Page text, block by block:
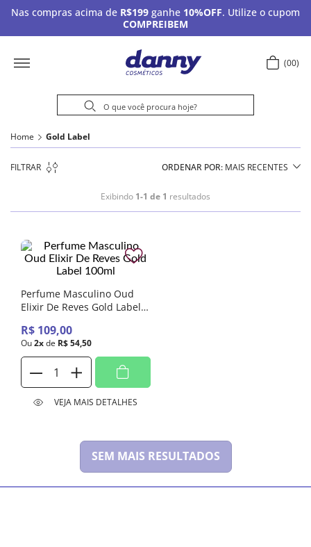
Nas compras acima de R$199 ganhe 10%OFF. Utilize o cupom
COMPREIBEM
00
Home Gold Label
FILTRAR ORDENAR POR MAIS RECENTES
Exibindo 1-1 de 1 resultados
Perfume Masculino Oud
Elixir De Reves Gold Label
R$ 109,00
Ou2xde R$54,50
VEJA MAIS DETALHES
SEM MAIS RESULTADOS